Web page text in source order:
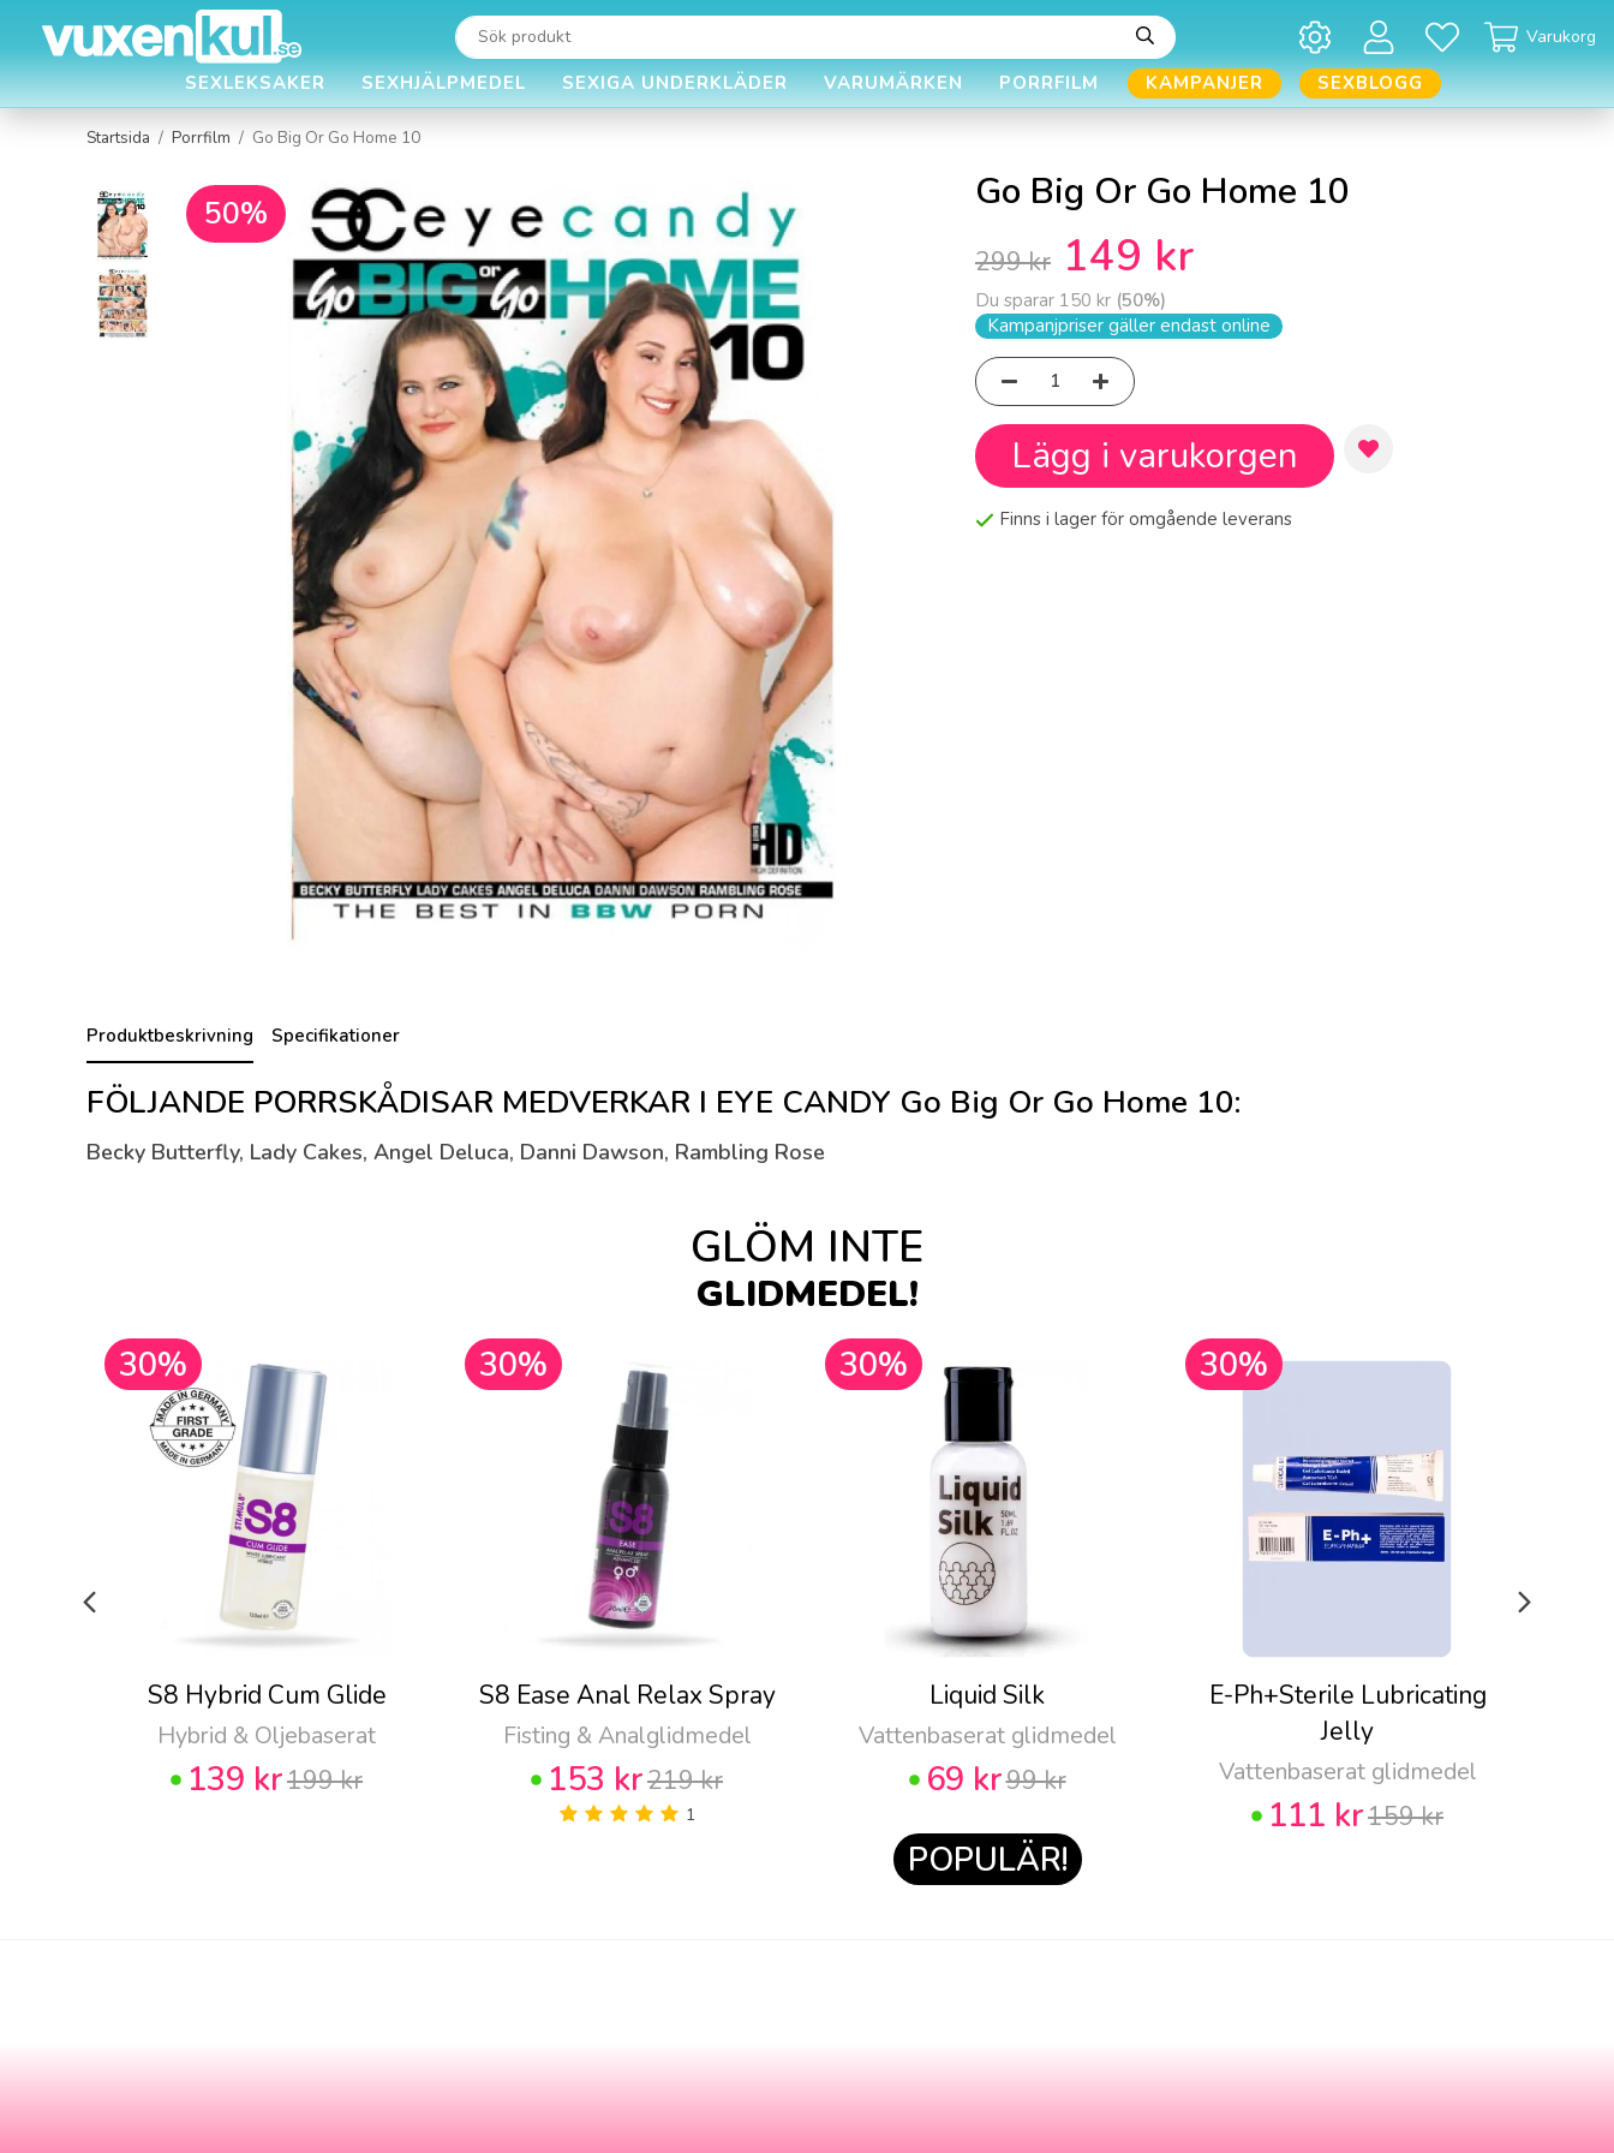
Varukorg
SEXLEKSAKER SEXHJÄLPMEDEL SEXIGA UNDERKLÄDER VARUMÄRKEN PORRFILM KAMPANJER SEXBLOGG
Startsida / Porrfilm / Go Big Or Go Home 10
50% Go Big Or Go Home 10
299 kr 149 kr
Du sparar 150 kr (50%)
Kampanjpriser gäller endast online
Lägg i varukorgen
Finns i lager för omgående leverans
Produktbeskrivning Specifikationer
FÖLJANDE PORRSKÅDISAR MEDVERKAR I EYE CANDY Go Big Or Go Home 10:
Becky Butterfly, Lady Cakes, Angel Deluca, Danni Dawson, Rambling Rose
GLÖM INTE
GLIDMEDEL!
30%
S8 Hybrid Cum Glide
Hybrid & Oljebaserat
139 kr199 kr
30%
S8 Ease Anal Relax Spray
Fisting & Analglidmedel
153 kr219 kr
1
30%
Liquid Silk
Vattenbaserat glidmedel
69 kr99 kr
POPULÄR!
30%
E-Ph+Sterile Lubricating
Jelly
Vattenbaserat glidmedel
111 kr159 kr